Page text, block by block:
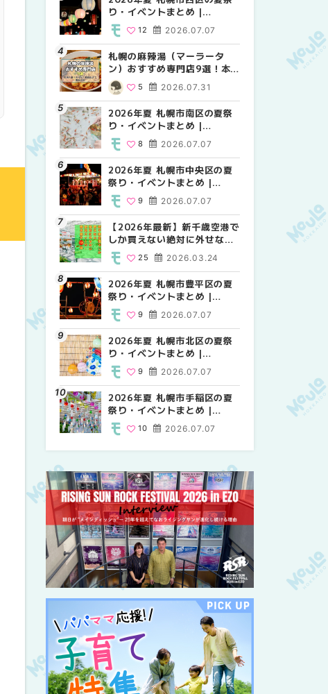
り・イベントまとめ |
MouLa HOKKAIDO
2026.07.07
12
札幌の麻辣湯（マーラータ
ン）おすすめ専門店9選！本
場の量り売りから最新店まで
徹底比較 | MouLa
HOKKAIDO
2026.07.31
5
2026年夏 札幌市南区の夏祭
り・イベントまとめ |
MouLa HOKKAIDO
2026.07.07
8
2026年夏 札幌市中央区の夏
祭り・イベントまとめ |
MouLa HOKKAIDO
2026.07.07
9
【2026年最新】新千歳空港で
しか買えない絶対に外せない
限定スイーツ・焼き菓子18選
| MouLa HOKKAIDO
2026.03.24
25
2026年夏 札幌市豊平区の夏
祭り・イベントまとめ |
MouLa HOKKAIDO
2026.07.07
9
2026年夏 札幌市北区の夏祭
り・イベントまとめ |
MouLa HOKKAIDO
2026.07.07
9
2026年夏 札幌市手稲区の夏
祭り・イベントまとめ |
MouLa HOKKAIDO
2026.07.07
10
り・イベントまとめ |
9
2026年夏 札幌市手稲区の夏
祭り・イベントまとめ |
10
2026年夏 札幌市白石区の夏
祭り・イベントまとめ |
9
2026年夏 札幌市清田区の夏
祭り・イベントまとめ |
6
2026年夏 札幌市南区の夏祭
り・イベントまとめ |
8
2026年夏 札幌市豊平区の夏
祭り・イベントまとめ |
9
2026年夏 札幌市中央区の夏
祭り・イベントまとめ |
9
2026年夏 恵庭市・千歳市の
夏祭り・イベントまとめ |
9
祭り・イベントまとめ |
9
2026年夏 札幌市西区の夏祭
り・イベントまとめ |
12
2026年夏 札幌市手稲区の夏
祭り・イベントまとめ |
10
札幌の麻辣湯（マーラータ
ン）おすすめ専門店6選！本
徹底比較 | MouLa
HOKKAIDO
5
2026年夏 札幌市清田区の夏
祭り・イベントまとめ |
6
【2026年最新】新千歳空港で
しか買えない絶対に外せない
| MouLa HOKKAIDO
25
【新千歳空港】新カードラウ
ンジが開業。「SUPER
ラウンジアネックス）」をご
紹介！！ | MouLa
HOKKAIDO
18
2026年夏 札幌市豊平区の夏
祭り・イベントまとめ |
9